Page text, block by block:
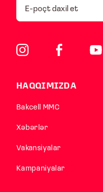
HAQQIMIZDA
Bakcell MMC
Xəbərlər
Vakansiyalar
Kampaniyalar